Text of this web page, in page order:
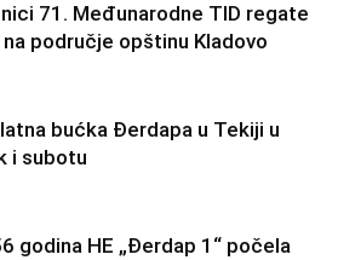
71. Međunarodne TID regate
područje opštinu Kladovo
bućka Đerdapa u Tekiji u
i subotu
godina HE „Đerdap 1“ počela